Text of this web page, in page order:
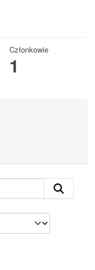
Członkowie
1